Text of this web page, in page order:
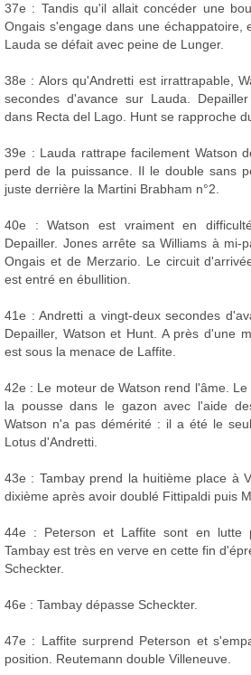
37e : Tandis qu'il allait concéder une
Ongais s'engage dans une échappatoire,
Lauda se défait avec peine de Lunger.
38e : Alors qu'Andretti est irrattrapable,
secondes d'avance sur Lauda.
dans Recta del Lago. Hunt se rapproche
39e : Lauda rattrape facilement Watson
perd de la puissance. Il le double sans
juste derrière la Martini Brabham n°2.
40e : Watson est vraiment en
Depailler. Jones arrête sa Williams à mi-
Ongais et de Merzario. Le circuit
est entré en ébullition.
41e : Andretti a vingt-deux secondes
Depailler, Watson et Hunt. A près d'une
est sous la menace de Laffite.
42e : Le moteur de Watson rend l'âme.
la pousse dans le gazon avec l'aide
Watson n'a pas démérité : il a été le
Lotus d'Andretti.
43e : Tambay prend la huitième place à
dixième après avoir doublé Fittipaldi puis
44e : Peterson et Laffite sont en lutte
Tambay est très en verve en cette fin
Scheckter.
46e : Tambay dépasse Scheckter.
47e : Laffite surprend Peterson et
position. Reutemann double Villeneuve.